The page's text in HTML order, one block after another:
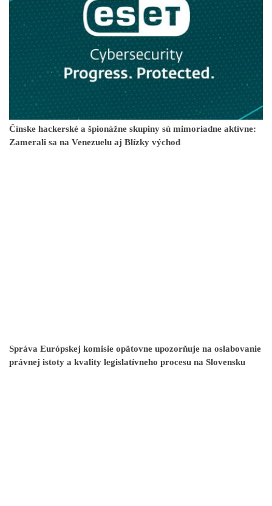
Čínske hackerské a špionážne skupiny sú mimoriadne aktívne:
Zamerali sa na Venezuelu aj Blízky východ
Správa Európskej komisie opätovne upozorňuje na oslabovanie
právnej istoty a kvality legislatívneho procesu na Slovensku